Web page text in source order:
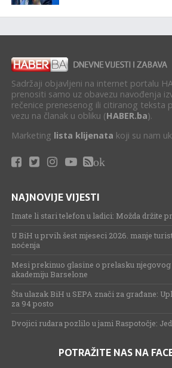
Sadržaji objavljeni na internet portalu
prenositi samo uz obavezu navođenja
rečenice prenesenog ili citiranog teksta
vezu na članak u obliku (HABER.ba).
Marketing lista klijenata koji su nam
ok
NAJNOVIJE VIJESTI
Imate li stari telefon u ladici: Možda držite
U BiH u prvih šest mjeseci 2026. manje
noćenja
Mesi prekinuo glasine o prelasku
akademiju Barselone
Šta ulazak BiH u SEPA znači za građane:
za 94 posto
Dvojici rudara pozlilo u jami Raspotočje:
POTRAŽITE NAS NA